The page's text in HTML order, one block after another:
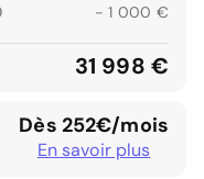
- 1 000 €
31 998 €
Dès 252€/mois
En savoir plus